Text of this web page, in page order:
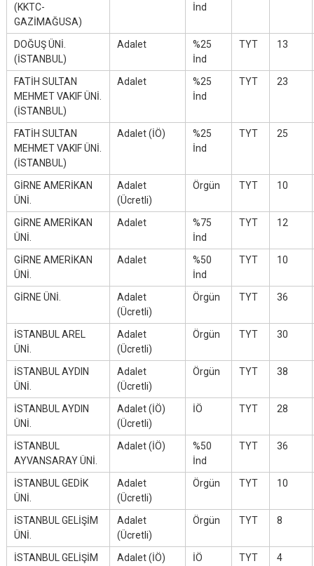
(KKTC-
GAZİMAĞUSA)
İnd
DOĞUŞ ÜNİ.
(İSTANBUL)
Adalet
%25
İnd
TYT 13
FATİH SULTAN
MEHMET VAKIF ÜNİ.
(İSTANBUL)
Adalet
%25
İnd
TYT 23
FATİH SULTAN
MEHMET VAKIF ÜNİ.
(İSTANBUL)
Adalet (İÖ)
%25
İnd
TYT 25
GİRNE AMERİKAN
ÜNİ.
Adalet
(Ücretli)
Örgün TYT 10
GİRNE AMERİKAN
ÜNİ.
Adalet
%75
İnd
TYT 12
GİRNE AMERİKAN
ÜNİ.
Adalet
%50
İnd
TYT 10
GİRNE ÜNİ.
Adalet
(Ücretli)
Örgün TYT 36
İSTANBUL AREL
ÜNİ.
Adalet
(Ücretli)
Örgün TYT 30
İSTANBUL AYDIN
ÜNİ.
Adalet
(Ücretli)
Örgün TYT 38
İSTANBUL AYDIN
ÜNİ.
Adalet (İÖ)
(Ücretli)
İÖ TYT 28
İSTANBUL
AYVANSARAY ÜNİ.
Adalet (İÖ)
%50
İnd
TYT 36
İSTANBUL GEDİK
ÜNİ.
Adalet
(Ücretli)
Örgün TYT 10
İSTANBUL GELİŞİM
ÜNİ.
Adalet
(Ücretli)
Örgün TYT 8
İSTANBUL GELİŞİM
Adalet (İÖ)
İÖ TYT 4